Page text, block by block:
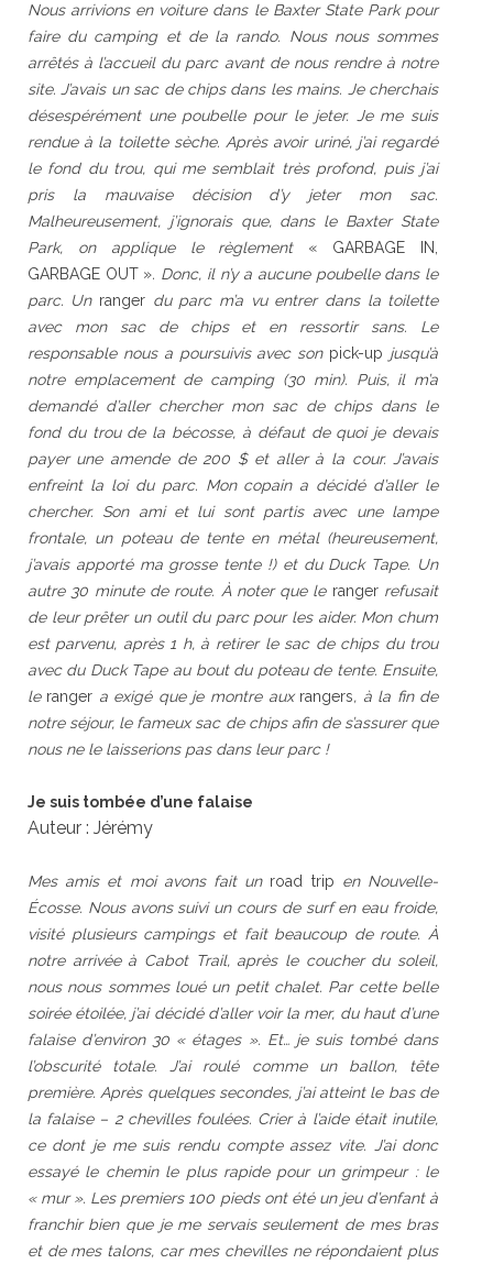
Nous arrivions en voiture dans le Baxter State Park pour
faire du camping et de la rando. Nous nous sommes
arrêtés à l’accueil du parc avant de nous rendre à notre
site. J’avais un sac de chips dans les mains. Je cherchais
désespérément une poubelle pour le jeter. Je me suis
rendue à la toilette sèche. Après avoir uriné, j’ai regardé
le fond du trou, qui me semblait très profond, puis j’ai
pris la mauvaise décision d’y jeter mon sac.
Malheureusement, j’ignorais que, dans le Baxter State
Park, on applique le règlement « GARBAGE IN,
GARBAGE OUT ». Donc, il n’y a aucune poubelle dans le
parc. Un ranger du parc m’a vu entrer dans la toilette
avec mon sac de chips et en ressortir sans. Le
responsable nous a poursuivis avec son pick-up jusqu’à
notre emplacement de camping (30 min). Puis, il m’a
demandé d’aller chercher mon sac de chips dans le
fond du trou de la bécosse, à défaut de quoi je devais
payer une amende de 200 $ et aller à la cour. J’avais
enfreint la loi du parc. Mon copain a décidé d’aller le
chercher. Son ami et lui sont partis avec une lampe
frontale, un poteau de tente en métal (heureusement,
j’avais apporté ma grosse tente !) et du Duck Tape. Un
autre 30 minute de route. À noter que le rangerrefusait
de leur prêter un outil du parc pour les aider. Mon chum
est parvenu, après 1 h, à retirer le sac de chips du trou
avec du Duck Tape au bout du poteau de tente. Ensuite,
le ranger a exigé que je montre aux rangers, à la fin de
notre séjour, le fameux sac de chips afin de s’assurer que
nous ne le laisserions pas dans leur parc !
Je suis tombée d’une falaise
Auteur : Jérémy
Mes amis et moi avons fait un road trip en Nouvelle-
Écosse. Nous avons suivi un cours de surf en eau froide,
visité plusieurs campings et fait beaucoup de route. À
notre arrivée à Cabot Trail, après le coucher du soleil,
nous nous sommes loué un petit chalet. Par cette belle
soirée étoilée, j’ai décidé d’aller voir la mer, du haut d’une
falaise d’environ 30 « étages ». Et… je suis tombé dans
l’obscurité totale. J’ai roulé comme un ballon, tête
première. Après quelques secondes, j’ai atteint le bas de
la falaise – 2 chevilles foulées. Crier à l’aide était inutile,
ce dont je me suis rendu compte assez vite. J’ai donc
essayé le chemin le plus rapide pour un grimpeur : le
« mur ». Les premiers 100 pieds ont été un jeu d’enfant à
franchir bien que je me servais seulement de mes bras
et de mes talons, car mes chevilles ne répondaient plus